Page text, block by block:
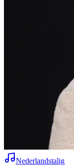
Nederlandstalig